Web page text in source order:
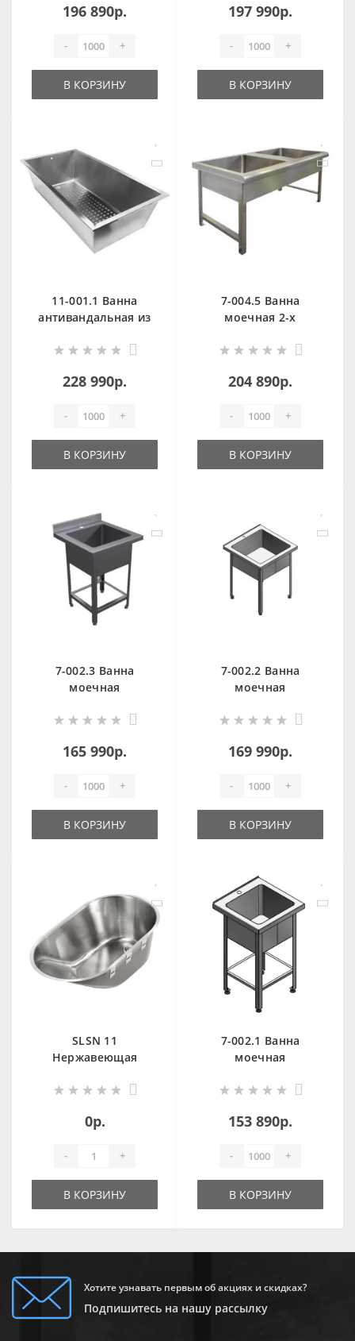
196 890р.
- +
В КОРЗИНУ
197 990р.
- +
В КОРЗИНУ
11-001.1 Ванна
антивандальная из
стали OCEANUS0
228 990р.
- +
В КОРЗИНУ
7-004.5 Ванна
моечная 2-х
антивандальная
0
204 890р.
- +
В КОРЗИНУ
7-002.3 Ванна
моечная
OCEANUS
0
165 990р.
- +
В КОРЗИНУ
7-002.2 Ванна
моечная
нержавеющей0
169 990р.
- +
В КОРЗИНУ
SLSN 11
Нержавеющая
400 мм
0
0р.
- +
В КОРЗИНУ
7-002.1 Ванна
моечная
OCEANUS
0
153 890р.
- +
В КОРЗИНУ
Хотите узнавать первым об акциях и скидках?
Подпишитесь на нашу рассылку